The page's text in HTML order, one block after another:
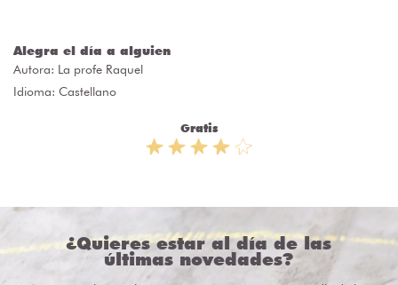
Alegra el día a alguien
Autora: La profe Raquel
Idioma: Castellano
Gratis
¿Quieres estar al día de las
últimas novedades?